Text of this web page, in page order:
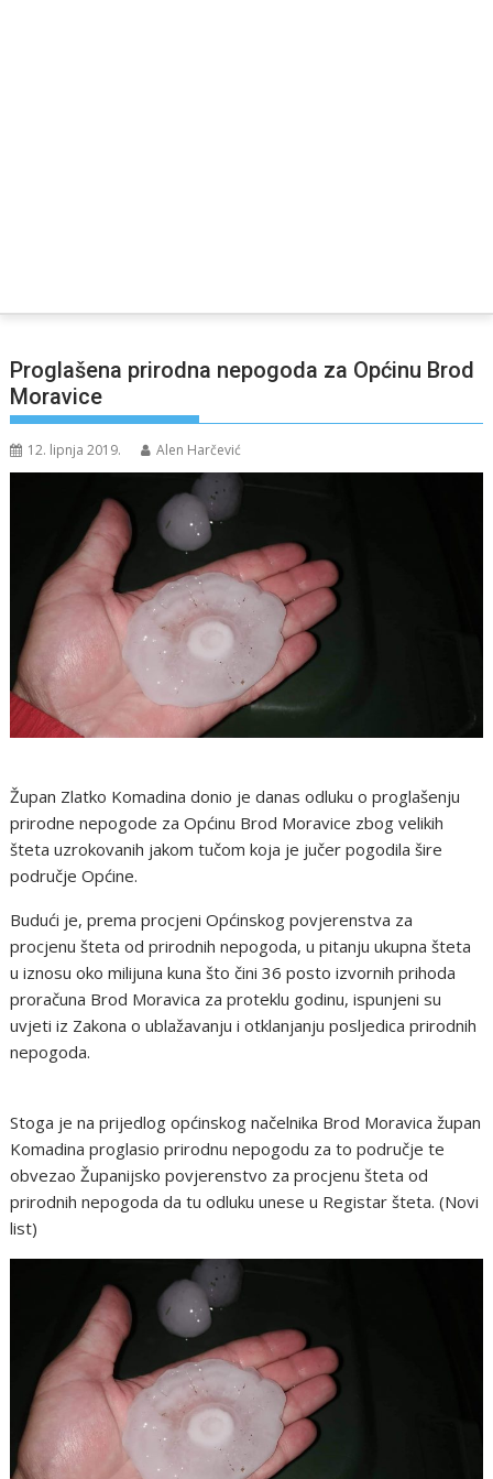
Proglašena prirodna nepogoda za Općinu Brod
Moravice
12. lipnja 2019. Alen Harčević
Župan Zlatko Komadina donio je danas odluku o proglašenju
prirodne nepogode za Općinu Brod Moravice zbog velikih
šteta uzrokovanih jakom tučom koja je jučer pogodila šire
područje Općine.
Budući je, prema procjeni Općinskog povjerenstva za
procjenu šteta od prirodnih nepogoda, u pitanju ukupna šteta
u iznosu oko milijuna kuna što čini 36 posto izvornih prihoda
proračuna Brod Moravica za proteklu godinu, ispunjeni su
uvjeti iz Zakona o ublažavanju i otklanjanju posljedica prirodnih
nepogoda.
Stoga je na prijedlog općinskog načelnika Brod Moravica župan
Komadina proglasio prirodnu nepogodu za to područje te
obvezao Županijsko povjerenstvo za procjenu šteta od
prirodnih nepogoda da tu odluku unese u Registar šteta. (Novi
list)